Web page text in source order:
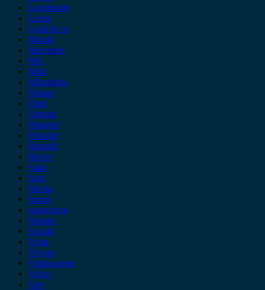
Leapmotor
Lexus
Lynk & co
Mazda
Mercedes
MG
Mini
Mitsubishi
Nissan
Opel
Omoda
Peugeot
Porsche
Renault
Rover
Saab
Seat
Skoda
Smart
ssangyong
Subaru
Suzuki
Tesla
Toyota
Volkswagen
Volvo
Xev